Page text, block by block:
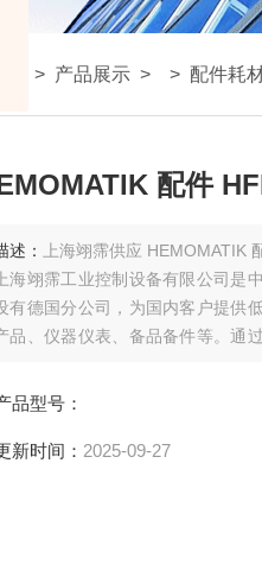
> 产品展示 > > 配件耗
配件
述：
上海翊霈供应 HEMOMATIK
上海翊霈工业控制设备有限公司是
有德国分公司，为国内客户提供
品、仪器仪表、备品备件等。通
周至少空运发货一次，为您缩短货
品型号：
新时间： 2025-09-27